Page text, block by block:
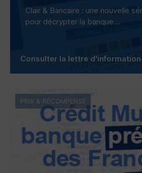
Clair & Bancaire : une nouvelle
pour décrypter la banque...
Consulter la lettre d'information
PRIX & RÉCOMPENSE